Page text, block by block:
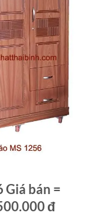
Giá bán =
đ